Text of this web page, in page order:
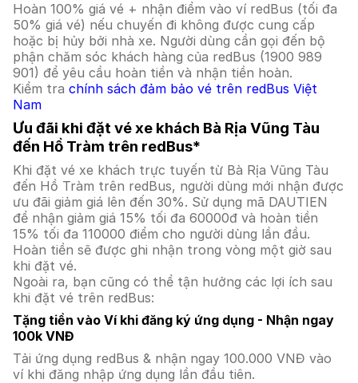
Hoàn 100% giá vé + nhận điểm vào ví redBus (tối đa
50% giá vé) nếu chuyến đi không được cung cấp
hoặc bị hủy bởi nhà xe. Người dùng cần gọi đến bộ
phận chăm sóc khách hàng của redBus (1900 989
901) để yêu cầu hoàn tiền và nhận tiền hoàn.
Kiểm tra chính sách đảm bảo vé trên redBus Việt
Nam
Ưu đãi khi đặt vé xe khách Bà Rịa Vũng Tàu
đến Hồ Tràm trên redBus*
Khi đặt vé xe khách trực tuyến từ Bà Rịa Vũng Tàu
đến Hồ Tràm trên redBus, người dùng mới nhận được
ưu đãi giảm giá lên đến 30%. Sử dụng mã DAUTIEN
để nhận giảm giá 15% tối đa 60000đ và hoàn tiền
15% tối đa 110000 điểm cho người dùng lần đầu.
Hoàn tiền sẽ được ghi nhận trong vòng một giờ sau
khi đặt vé.
Ngoài ra, bạn cũng có thể tận hưởng các lợi ích sau
khi đặt vé trên redBus:
Tặng tiền vào Ví khi đăng ký ứng dụng - Nhận ngay
100k VNĐ
Tải ứng dụng redBus & nhận ngay 100.000 VNĐ vào
ví khi đăng nhập ứng dụng lần đầu tiên.